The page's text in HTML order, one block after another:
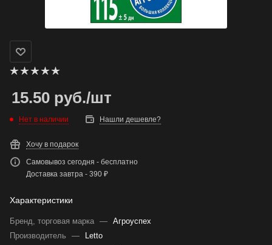
15.50 руб./шт
Нет в наличии Нашли дешевле?
Хочу в подарок
Самовывоз сегодня - бесплатно
Доставка завтра - 390 ₽
Характеристики
Бренд, торговая марка — Агроуспех
Производитель
—
Letto